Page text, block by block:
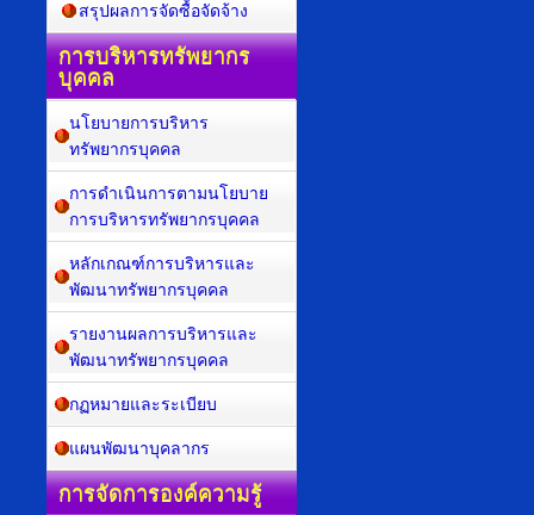
สรุปผลการจัดซื้อจัดจ้าง
การบริหารทรัพยากร
บุคคล
นโยบายการบริหาร
ทรัพยากรบุคคล
การดำเนินการตามนโยบาย
การบริหารทรัพยากรบุคคล
หลักเกณฑ์การบริหารและ
พัฒนาทรัพยากรบุคคล
รายงานผลการบริหารและ
พัฒนาทรัพยากรบุคคล
กฏหมายและระเบียบ
แผนพัฒนาบุคลากร
การจัดการองค์ความรู้